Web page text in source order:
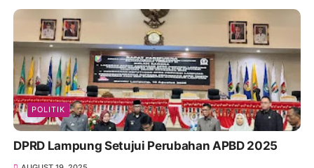
POLITIK
DPRD Lampung Setujui Perubahan APBD 2025